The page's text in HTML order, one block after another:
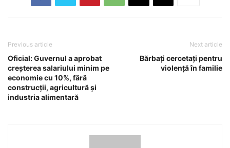
Previous article
Oficial: Guvernul a aprobat
creșterea salariului minim pe
economie cu 10%, fără
construcții, agricultură și
industria alimentară
Next article
Bărbați cercetați pentru
violență în familie